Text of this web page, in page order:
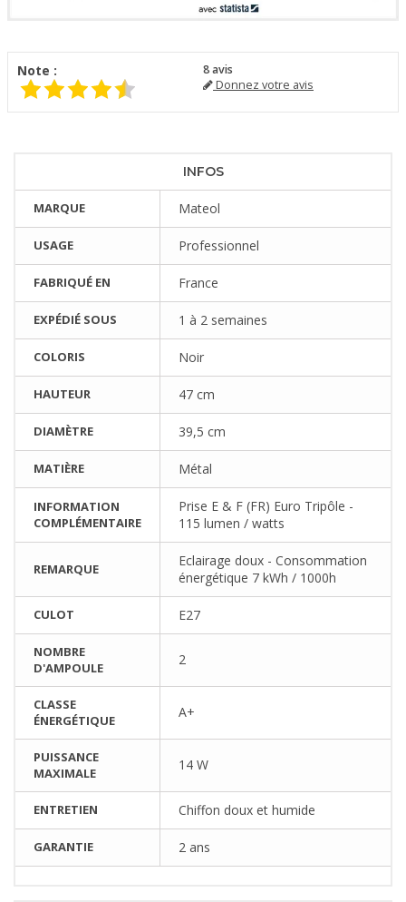
Note : 8avis
Donnez votre avis
INFOS
MARQUE Mateol
USAGE Professionnel
FABRIQUÉ EN France
EXPÉDIÉ SOUS 1 à 2 semaines
COLORIS Noir
HAUTEUR 47 cm
DIAMÈTRE 39,5 cm
MATIÈRE Métal
INFORMATION
COMPLÉMENTAIRE
Prise E & F (FR) Euro Tripôle -
115 lumen / watts
REMARQUE
Eclairage doux - Consommation
énergétique 7 kWh / 1000h
CULOT E27
NOMBRE
D'AMPOULE
2
CLASSE
ÉNERGÉTIQUE
A+
PUISSANCE
MAXIMALE
14 W
ENTRETIEN Chiffon doux et humide
GARANTIE 2 ans